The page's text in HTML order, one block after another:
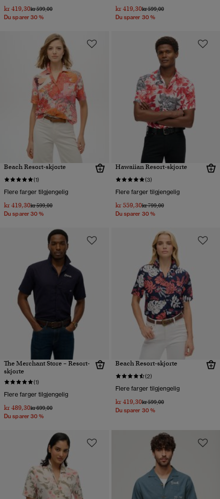
kr 419,30Pris nedsatt fra
kr 599,00til
Du sparer 30 %
kr 419,30Pris nedsatt fra
kr 599,00til
Du sparer 30 %
Beach Resort-skjorte
(1)
Flere farger tilgjengelig
kr 419,30Pris nedsatt fra
kr 599,00til
Du sparer 30 %
Hawaiian Resort-skjorte
(3)
Flere farger tilgjengelig
kr 559,30Pris nedsatt fra
kr 799,00til
Du sparer 30 %
The Merchant Store – Resort-
skjorte
(1)
Flere farger tilgjengelig
kr 489,30Pris nedsatt fra
kr 699,00til
Du sparer 30 %
Beach Resort-skjorte
(2)
Flere farger tilgjengelig
kr 419,30Pris nedsatt fra
kr 599,00til
Du sparer 30 %